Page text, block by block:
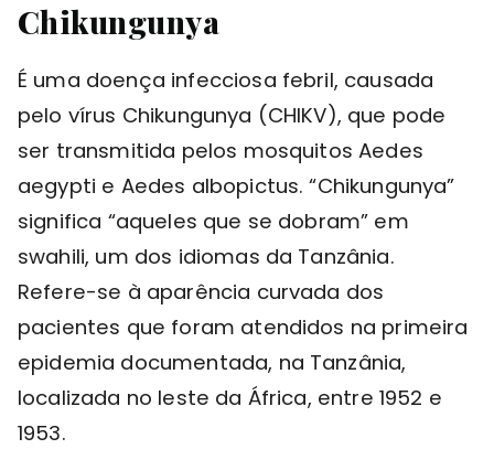
Chikungunya
É uma doença infecciosa febril, causada
pelo vírus Chikungunya (CHIKV), que pode
ser transmitida pelos mosquitos Aedes
aegypti e Aedes albopictus. “Chikungunya”
significa “aqueles que se dobram” em
swahili, um dos idiomas da Tanzânia.
Refere-se à aparência curvada dos
pacientes que foram atendidos na primeira
epidemia documentada, na Tanzânia,
localizada no leste da África, entre 1952 e
1953.